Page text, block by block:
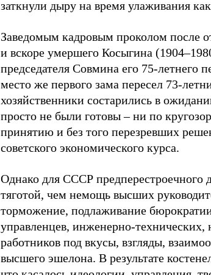
заткнули дыру на время улаживания
Заведомым кадровым проколом после
и вскоре умершего Косыгина
председателя Совмина его 75-летнего
место же первого зама пересел 73-
хозяйственники состарились в
просто не были готовы – ни по
принятию и без того перезревших
советского экономического курса.
Однако для СССР предперестроечного
тяготой, чем немощь высших
торможение, подлаживание
управленцев, инженерно-технических,
работников под вкусы, взгляды,
высшего эшелона. В результате